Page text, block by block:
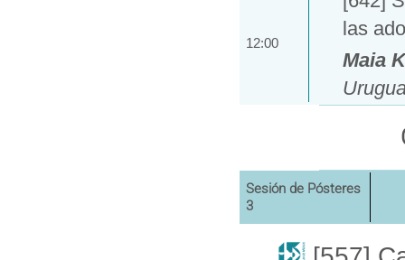
12:00
las
Maia
Sesión de Pósteres
3